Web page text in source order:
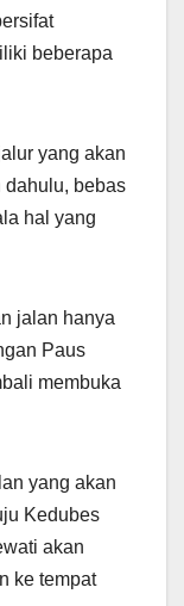
beberapa
yang akan
dahulu, bebas
hal yang
jalan hanya
Paus
membuka
yang akan
Kedubes
akan
ke tempat